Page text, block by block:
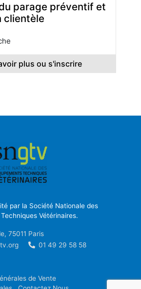
parage préventif et
clientèle
plus ou s'inscrire
par la Société Nationale des
Vétérinaires.
75011 Paris
01 49 29 58 58
de Vente